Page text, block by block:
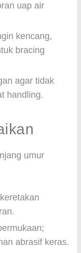
uap air
kencang,
bracing
agar tidak
handling.
umur
abrasif keras.